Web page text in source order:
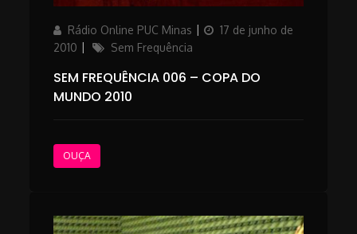
AuthorRádio Online PUC Minas
Posted
17 de junho de
2010
Categories
Sem Frequência
SEM FREQUÊNCIA 006 – COPA DO
MUNDO 2010
OUÇA